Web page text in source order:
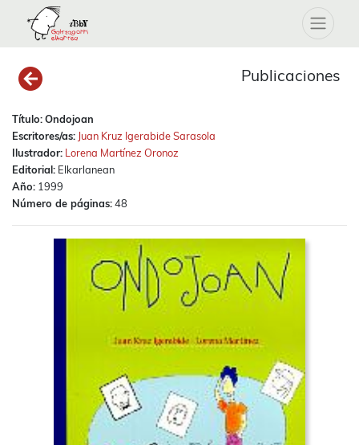
Publicaciones
Título:Ondojoan
Escritores/as: Juan Kruz Igerabide Sarasola
Ilustrador: Lorena Martínez Oronoz
Editorial: Elkarlanean
Año: 1999
Número de páginas:48